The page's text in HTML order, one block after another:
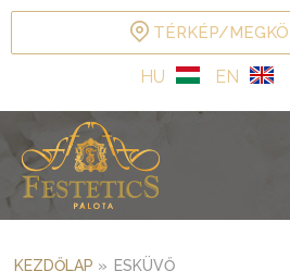
TÉRKÉP/
HU EN
KEZDŐLAP » ESKÜVŐ